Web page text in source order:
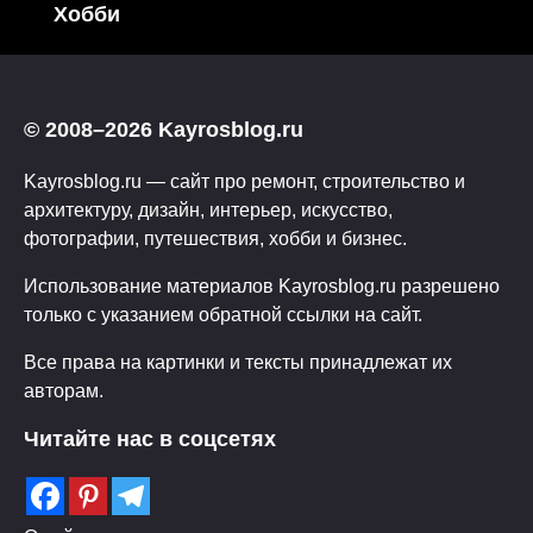
Хобби
© 2008–2026 Kayrosblog.ru
Kayrosblog.ru — сайт про ремонт, строительство и
архитектуру, дизайн, интерьер, искусство,
фотографии, путешествия, хобби и бизнес.
Использование материалов Kayrosblog.ru разрешено
только с указанием обратной ссылки на сайт.
Все права на картинки и тексты принадлежат их
авторам.
Читайте нас в соцсетях